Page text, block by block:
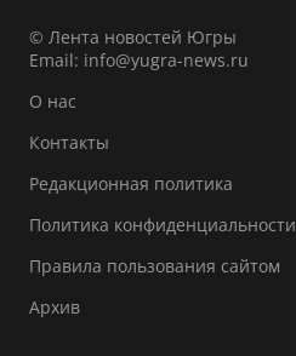
© Лента новостей Югры
Email: info@yugra-news.ru
О нас
Контакты
Редакционная политика
Политика конфиденциальности
Правила пользования сайтом
Архив